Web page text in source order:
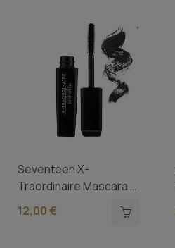
Seventeen X-
Traordinaire Mascara 1-
Black
12,00 €